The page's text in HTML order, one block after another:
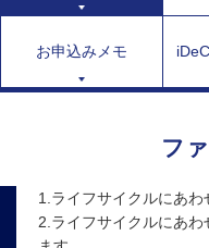
お申込みメモ
フ
1.ライフサイクルにあわ
2.ライフサイクルにあわ